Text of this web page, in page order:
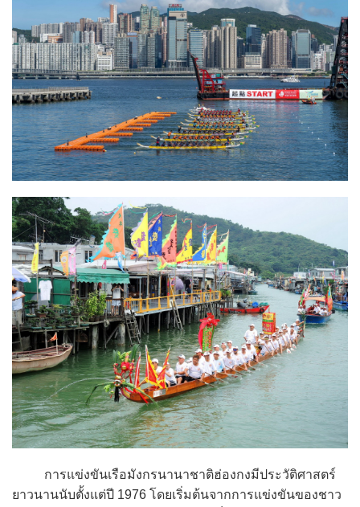
การแข่งขันเรือมังกรนานาชาติฮ่องกงมีประวัติศาสตร์
ยาวนานนับตั้งแต่ปี 1976 โดยเริ่มต้นจากการแข่งขันของชาว